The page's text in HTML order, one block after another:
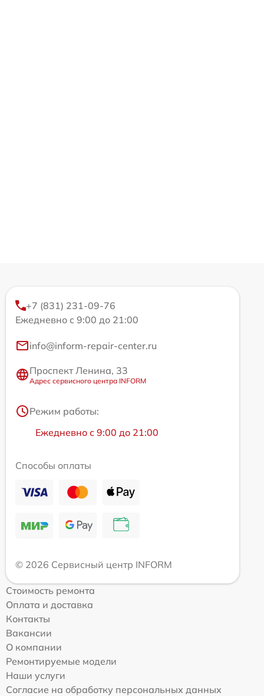
+7 (831) 231-09-76
Ежедневно с 9:00 до 21:00
info@inform-repair-center.ru
Проспект Ленина, 33
Адрес сервисного центра INFORM
Режим работы:
Ежедневно с 9:00 до 21:00
Способы оплаты
© 2026 Сервисный центр INFORM
Стоимость ремонта
Оплата и доставка
Контакты
Вакансии
О компании
Ремонтируемые модели
Наши услуги
Согласие на обработку персональных данных